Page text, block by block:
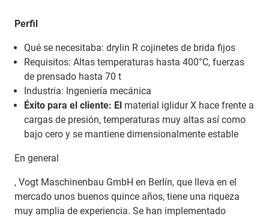
Perfil
Qué se necesitaba: drylin R cojinetes de brida fijos
Requisitos: Altas temperaturas hasta 400°C, fuerzas
de prensado hasta 70 t
Industria: Ingeniería mecánica
Éxito para el cliente: El material iglidur X hace frente a
cargas de presión, temperaturas muy altas así como
bajo cero y se mantiene dimensionalmente estable
En general
, Vogt Maschinenbau GmbH en Berlín, que lleva en el
mercado unos buenos quince años, tiene una riqueza
muy amplia de experiencia. Se han implementado